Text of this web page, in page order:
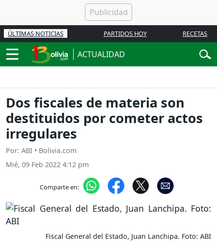
ÚLTIMAS NOTICIAS PARTIDOS HOY RECETAS
ACTUALIDAD
Dos fiscales de materia son
destituidos por cometer actos
irregulares
Por: ABI • Bolivia.com
Mié, 09 Feb 2022 4:12 pm
Comparte en:
Fiscal General del Estado, Juan Lanchipa. Foto: ABI